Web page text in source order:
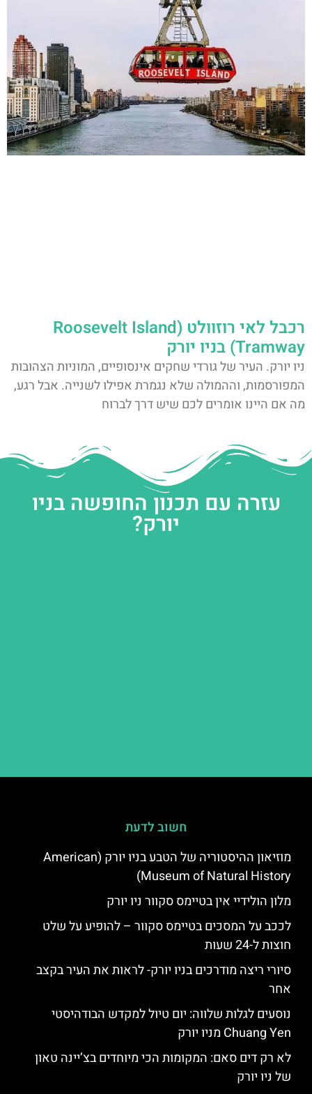
רכבל לאי רוזוולט (Roosevelt Island
Tramway) בניו יורק
ניו יורק. העיר של גורדי שחקים אינסופיים, המוניות הצהובות
המפורסמות, וההמולה שלא נגמרת אפילו לשנייה. אבל רגע,
מה אם היינו אומרים לכם שיש דרך לברוח
עזרה עם תכנון החופשה בניו
יורק?
חשוב לדעת
מוזיאון ההיסטוריה של הטבע בניו יורק (American
Museum of Natural History)
מלון הולידיי אין בטיימס סקוור ניו יורק
לככב על המסכים בטיימס סקוור – להופיע על שלט
חוצות ל-24 שעות
סיורי ריצה מודרכים בניו יורק- לראות את העיר בקצב
אחר
נוסעים לגלות שלווה: יום טיול למקדש הבודהיסטי
Chuang Yen מניו יורק
לא רק דים סאם: המקומות הכי מיוחדים בצ’יינה טאון
של ניו יורק